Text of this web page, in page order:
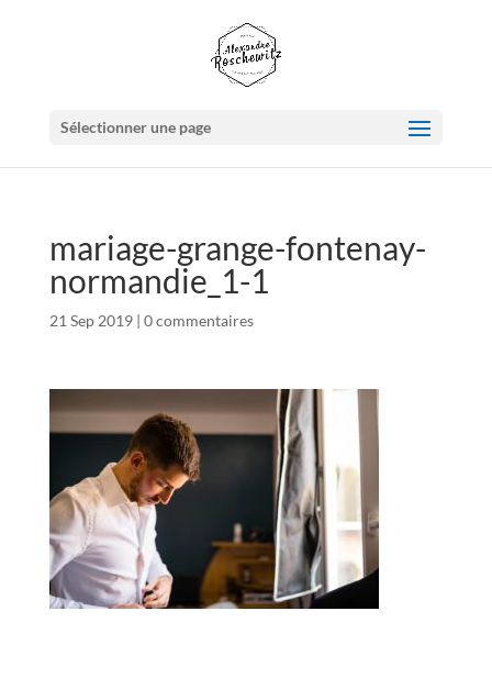
Sélectionner une page
mariage-grange-fontenay-
normandie_1-1
21 Sep 2019| 0 commentaires